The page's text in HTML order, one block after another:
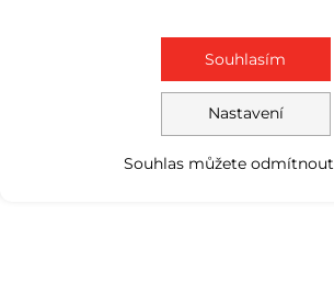
Nastavení
Souhlasím
Souhlas můžete odmítnout